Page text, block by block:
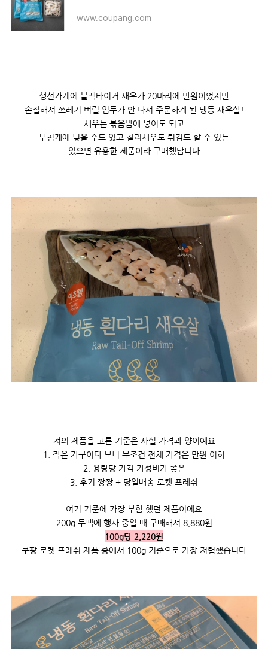
www.coupang.com
생선가게에 블랙타이거 새우가 20마리에 만원이었지만
손질해서 쓰레기 버릴 엄두가 안 나서 주문하게 된 냉동 새우살!
새우는 볶음밥에 넣어도 되고
부침개에 넣을 수도 있고 칠리새우도 튀김도 할 수 있는
있으면 유용한 제품이라 구매했답니다
저의 제품을 고른 기준은 사실 가격과 양이예요
1. 작은 가구이다 보니 무조건 전체 가격은 만원 이하
2. 용량당 가격 가성비가 좋은
3. 후기 짱짱 + 당일배송 로켓 프레쉬
여기 기준에 가장 부함 했던 제품이에요
200g 두팩에 행사 중일 때 구매해서 8,880원
100g당 2,220원
쿠팡 로켓 프레쉬 제품 중에서 100g 기준으로 가장 저렴했습니다